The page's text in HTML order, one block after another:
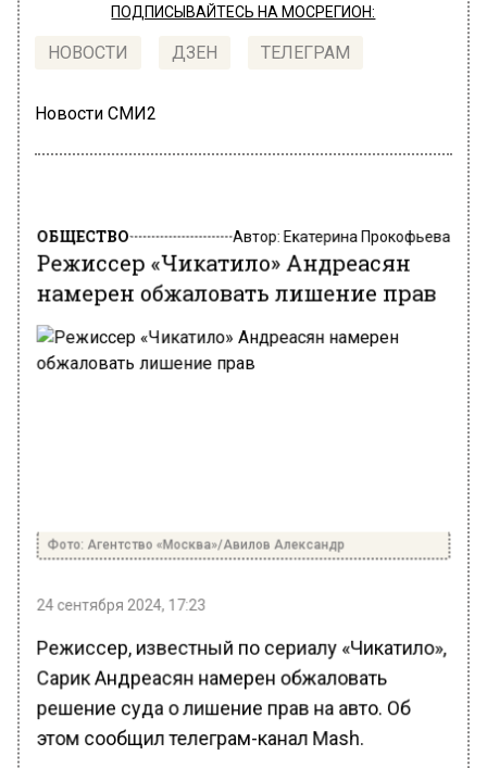
ПОДПИСЫВАЙТЕСЬ НА МОСРЕГИОН:
НОВОСТИ ДЗЕН ТЕЛЕГРАМ
Новости СМИ2
ОБЩЕСТВО Автор: Екатерина Прокофьева
Режиссер «Чикатило» Андреасян
намерен обжаловать лишение прав
Фото: Агентство «Москва»/Авилов Александр
24 сентября 2024, 17:23
Режиссер, известный по сериалу «Чикатило»,
Сарик Андреасян намерен обжаловать
решение суда о лишение прав на авто. Об
этом сообщил телеграм-канал Mash.